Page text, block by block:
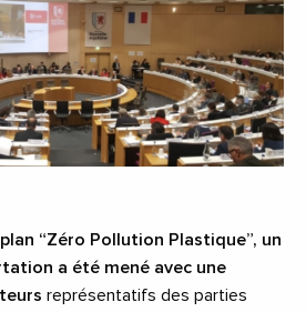
“Zéro Pollution Plastique”, un
a été mené avec une
représentatifs des parties